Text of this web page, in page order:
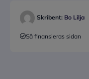
Skribent: Bo Lilja
Så finansieras sidan